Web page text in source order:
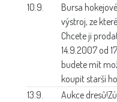
10.9.
Bursa
výstroj, ze
Chcete ji
14.9.2007 od
budete mít
koupit starší
13.9.
Aukce dresů!